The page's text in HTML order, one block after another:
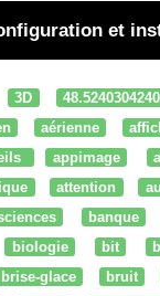
et
3D
aérienne
appimage
attention
banque
biologie bit
brise-glace bruit